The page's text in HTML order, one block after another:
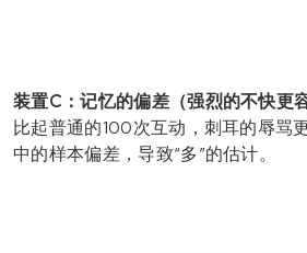
装置C：记忆的偏差（强烈的不快更
比起普通的100次互动，刺耳的辱骂
中的样本偏差，导致“多”的估计。